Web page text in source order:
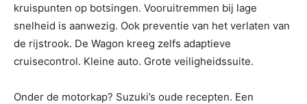
kruispunten op botsingen. Vooruitremmen bij lage
snelheid is aanwezig. Ook preventie van het verlaten van
de rijstrook. De Wagon kreeg zelfs adaptieve
cruisecontrol. Kleine auto. Grote veiligheidssuite.
Onder de motorkap? Suzuki’s oude recepten. Een